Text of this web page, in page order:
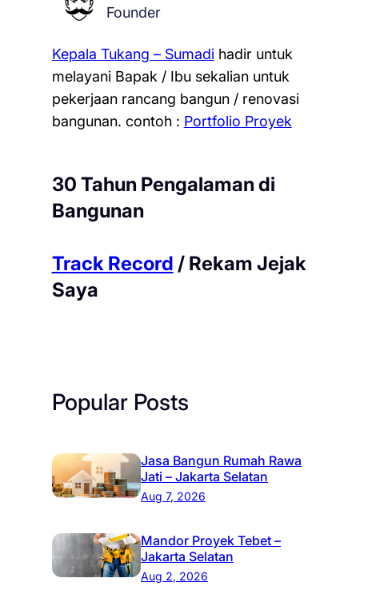
Founder
Kepala Tukang – Sumadihadir untuk
melayani Bapak / Ibu sekalian untuk
pekerjaan rancang bangun / renovasi
bangunan. contoh : Portfolio Proyek
30 Tahun Pengalaman di
Bangunan
Track Record / Rekam Jejak
Saya
Popular Posts
Jasa Bangun Rumah Rawa
Jati – Jakarta Selatan
Aug 7, 2026
Mandor Proyek Tebet –
Jakarta Selatan
Aug 2, 2026